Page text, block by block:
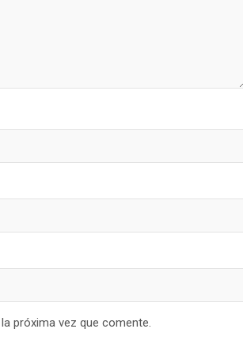
próxima vez que comente.